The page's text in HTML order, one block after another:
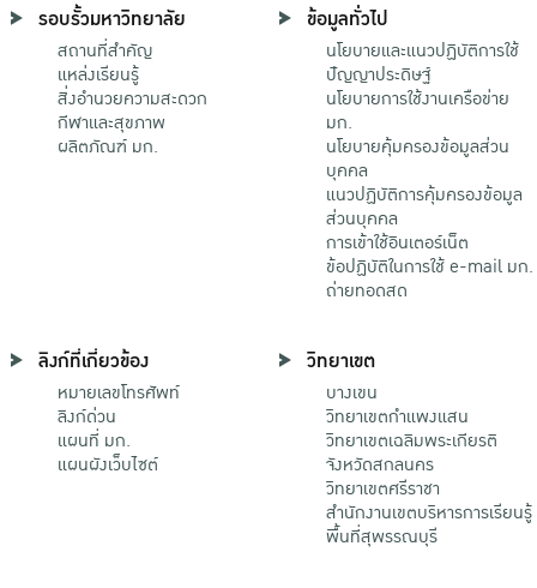
รอบรั้วมหาวิทยาลัย
สถานที่สำคัญ
แหล่งเรียนรู้
สิ่งอำนวยความสะดวก
กีฬาและสุขภาพ
ผลิตภัณฑ์ มก.
ข้อมูลทั่วไป
นโยบายและแนวปฏิบัติการใช้
ปัญญาประดิษฐ์
นโยบายการใช้งานเครือข่าย
มก.
นโยบายคุ้มครองข้อมูลส่วน
บุคคล
แนวปฏิบัติการคุ้มครองข้อมูล
ส่วนบุคคล
การเข้าใช้อินเตอร์เน็ต
ข้อปฏิบัติในการใช้ e-mail มก.
ถ่ายทอดสด
ลิงก์ที่เกี่ยวข้อง
หมายเลขโทรศัพท์
ลิงก์ด่วน
แผนที่ มก.
แผนผังเว็บไซต์
วิทยาเขต
บางเขน
วิทยาเขตกําแพงแสน
วิทยาเขตเฉลิมพระเกียรติ
จังหวัดสกลนคร
วิทยาเขตศรีราชา
สำนักงานเขตบริหารการเรียนรู้
พื้นที่สุพรรณบุรี